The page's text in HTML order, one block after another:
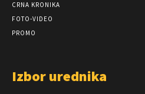
CRNA KRONIKA
FOTO-VIDEO
PROMO
Izbor urednika